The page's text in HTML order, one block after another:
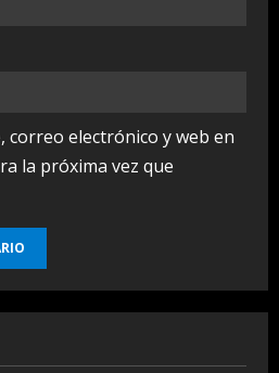
correo electrónico y web en
la próxima vez que